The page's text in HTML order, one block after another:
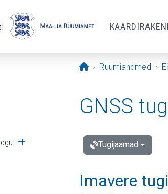
Avaleht
Ruumiandmed
alammenüü
Ava alammenüü
alammenüü
GNSS
Tugijaamad
Imavere